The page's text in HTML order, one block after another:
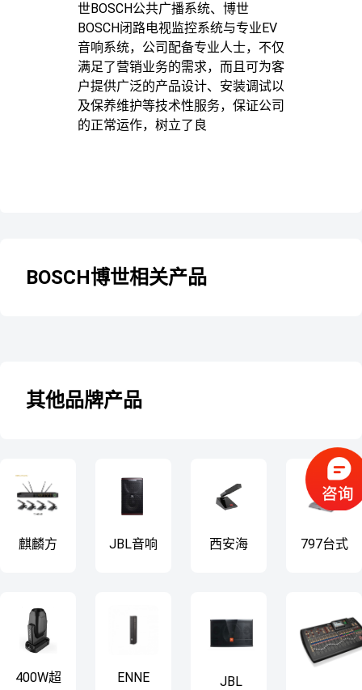
世BOSCH公共广播系统、博世
BOSCH闭路电视监控系统与专业EV
音响系统，公司配备专业人士，不仅
满足了营销业务的需求，而且可为客
户提供广泛的产品设计、安装调试以
及保养维护等技术性服务，保证公司
的正常运作，树立了良
BOSCH博世相关产品
其他品牌产品
麒麟方
JBL音响
西安海
797台式
400W超
ENNE
JBL